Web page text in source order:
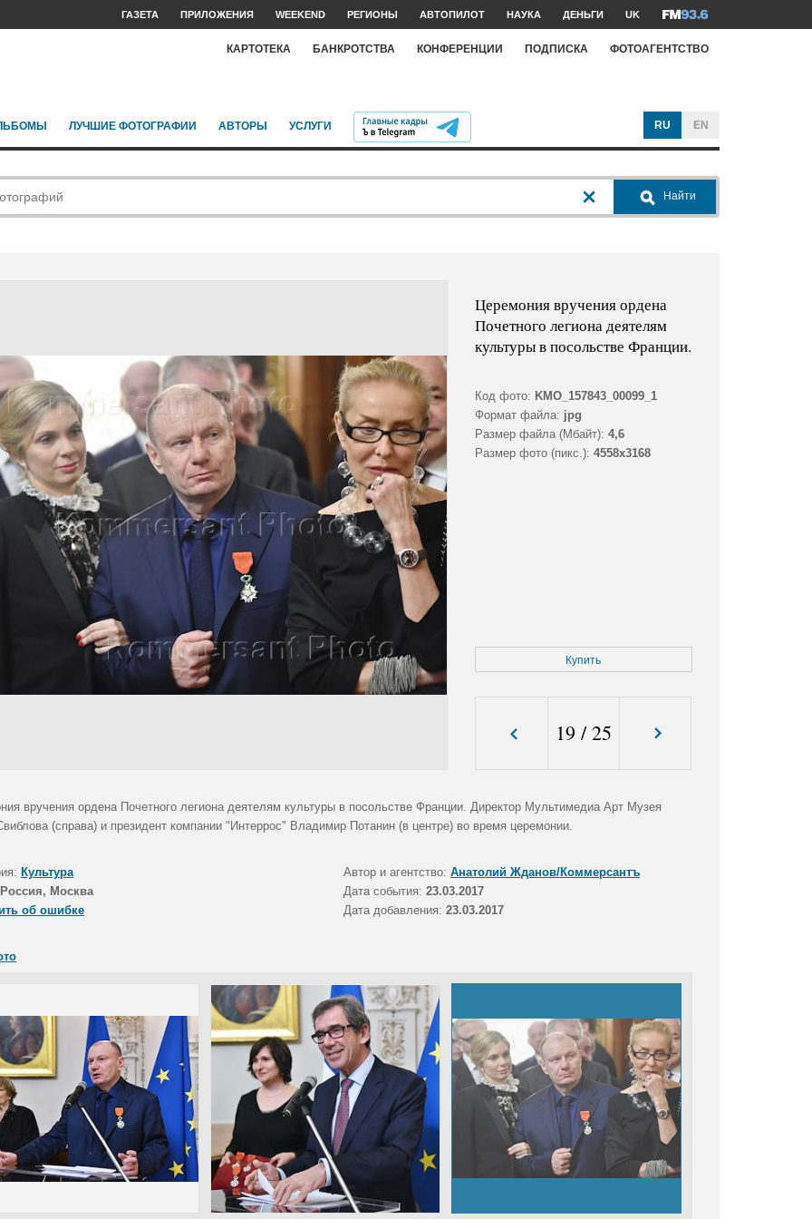
ГАЗЕТА ПРИЛОЖЕНИЯ WEEKEND РЕГИОНЫ АВТОПИЛОТ НАУКА ДЕНЬГИ UK
КАРТОТЕКА БАНКРОТСТВА КОНФЕРЕНЦИИ ПОДПИСКА ФОТОАГЕНТСТВО
ЛУЧШИЕ ФОТОГРАФИИ АВТОРЫ УСЛУГИ RU EN
Найти
Церемония вручения ордена
Почетного легиона деятелям
культуры в посольстве Франции.
Код фото: KMO_157843_00099_1
Формат файла: jpg
Размер файла (Мбайт): 4,6
Размер фото (пикс.): 4558x3168
Купить
19 /25
вручения ордена Почетного легиона деятелям культуры в посольстве Франции. Директор Мультимедиа Арт Музея
(справа) и президент компании "Интеррос" Владимир Потанин (в центре) во время церемонии.
Культура Автор и агентство: Анатолий Жданов/Коммерсантъ
Россия, Москва Дата события: 23.03.2017
об ошибке
Дата добавления: 23.03.2017